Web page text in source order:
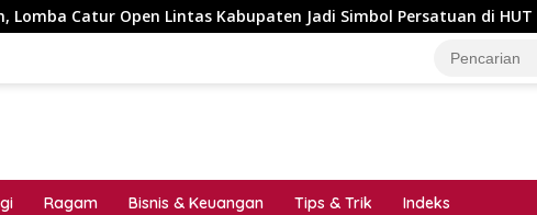
Lintas Kabupaten Jadi Simbol Persatuan di HUT RI ke-81
Ragam Bisnis & Keuangan Tips & Trik Indeks